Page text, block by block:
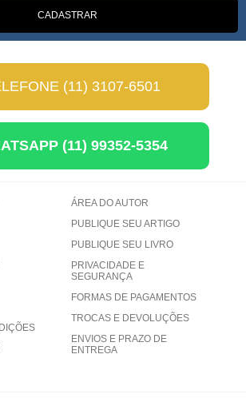
(11) 3107-6501
(11) 99352-5354
ÁREA DO AUTOR
PUBLIQUE SEU ARTIGO
PUBLIQUE SEU LIVRO
PRIVACIDADE E
SEGURANÇA
FORMAS DE PAGAMENTOS
TROCAS E DEVOLUÇÕES
ENVIOS E PRAZO DE
ENTREGA